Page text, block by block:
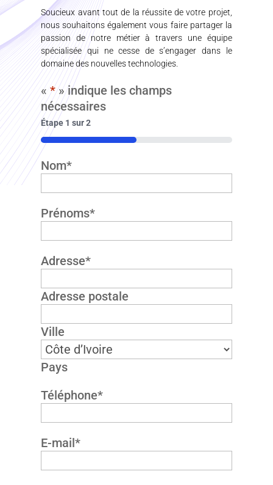
Soucieux avant tout de la réussite de votre projet,
nous souhaitons également vous faire partager la
passion de notre métier à travers une équipe
spécialisée qui ne cesse de s’engager dans le
domaine des nouvelles technologies.
«*» indique les champs
nécessaires
Étape 1 sur2
50%
Nom*
Prénoms*
Adresse*
Adresse postale
Ville
Pays
Téléphone*
E-mail*